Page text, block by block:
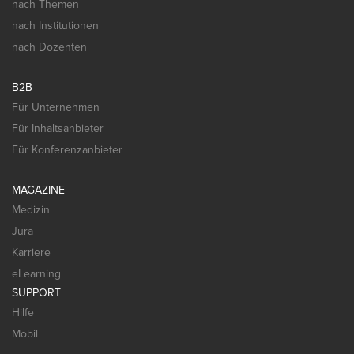
nach Themen
nach Institutionen
nach Dozenten
B2B
Für Unternehmen
Für Inhaltsanbieter
Für Konferenzanbieter
MAGAZINE
Medizin
Jura
Karriere
eLearning
SUPPORT
Hilfe
Mobil